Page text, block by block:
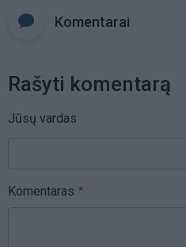
Komentarai
Rašyti komentarą
Jūsų vardas
Komentaras